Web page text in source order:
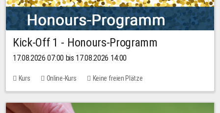
Kick-Off 1 - Honours-Programm
17.08.2026 07:00 bis 17.08.2026 14:00
Kurs Online-Kurs Keine freien Plätze